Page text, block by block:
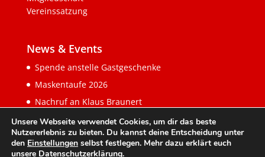
Vereinssatzung
News & Events
Spende anstelle Gastgeschenke
Maskentaufe 2026
Nachruf an Klaus Braunert
Unsere Webseite verwendet Cookies, um dir das beste
Nutzererlebnis zu bieten. Du kannst deine Entscheidung unter
den Einstellungen selbst festlegen. Mehr dazu erklärt euch
unsere Datenschutzerklärung.